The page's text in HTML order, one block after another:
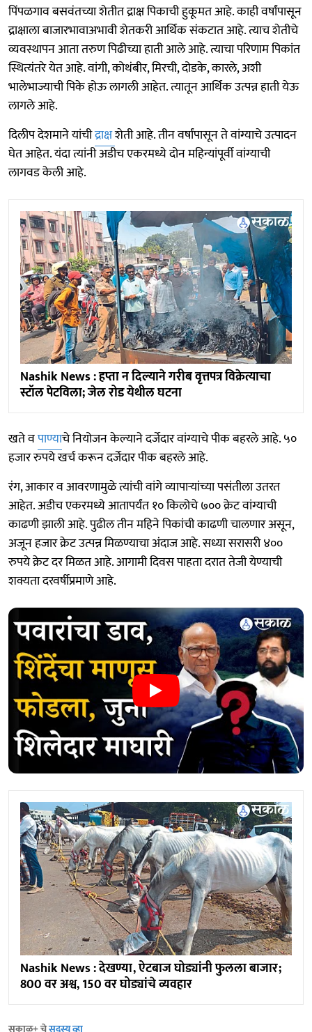
पिंपळगाव बसवंतच्या शेतीत द्राक्ष पिकाची हुकूमत आहे. काही वर्षांपासून
द्राक्षाला बाजारभावाअभावी शेतकरी आर्थिक संकटात आहे. त्याच शेतीचे
व्यवस्थापन आता तरुण पिढीच्या हाती आले आहे. त्याचा परिणाम पिकांत
स्थित्यंतरे येत आहे. वांगी, कोथंबीर, मिरची, दोडके, कारले, अशी
भालेभाज्याची पिके होऊ लागली आहेत. त्यातून आर्थिक उत्पन्न हाती येऊ
लागले आहे.
दिलीप देशमाने यांचीद्राक्षशेती आहे. तीन वर्षांपासून ते वांग्याचे उत्पादन
घेत आहेत. यंदा त्यांनी अडीच एकरमध्ये दोन महिन्यांपूर्वी वांग्याची
लागवड केली आहे.
Nashik News : हप्ता न दिल्याने गरीब वृत्तपत्र विक्रेत्याचा
स्टॉल पेटविला; जेल रोड येथील घटना
खते वपाण्याचे नियोजन केल्याने दर्जेदार वांग्याचे पीक बहरले आहे. ५०
हजार रुपये खर्च करून दर्जेदार पीक बहरले आहे.
रंग, आकार व आवरणामुळे त्यांची वांगे व्यापाऱ्यांच्या पसंतीला उतरत
आहेत. अडीच एकरमध्ये आतापर्यंत १० किलोचे ७०० क्रेट वांग्याची
काढणी झाली आहे. पुढील तीन महिने पिकांची काढणी चालणार असून,
अजून हजार क्रेट उत्पन्न मिळण्याचा अंदाज आहे. सध्या सरासरी ४००
रुपये क्रेट दर मिळत आहे. आगामी दिवस पाहता दरात तेजी येण्याची
शक्यता दरवर्षीप्रमाणे आहे.
Nashik News : देखण्या, ऐटबाज घोड्यांनी फुलला बाजार;
800 वर अश्व, 150 वर घोड्यांचे व्यवहार
सकाळ+ चेसदस्य व्हा